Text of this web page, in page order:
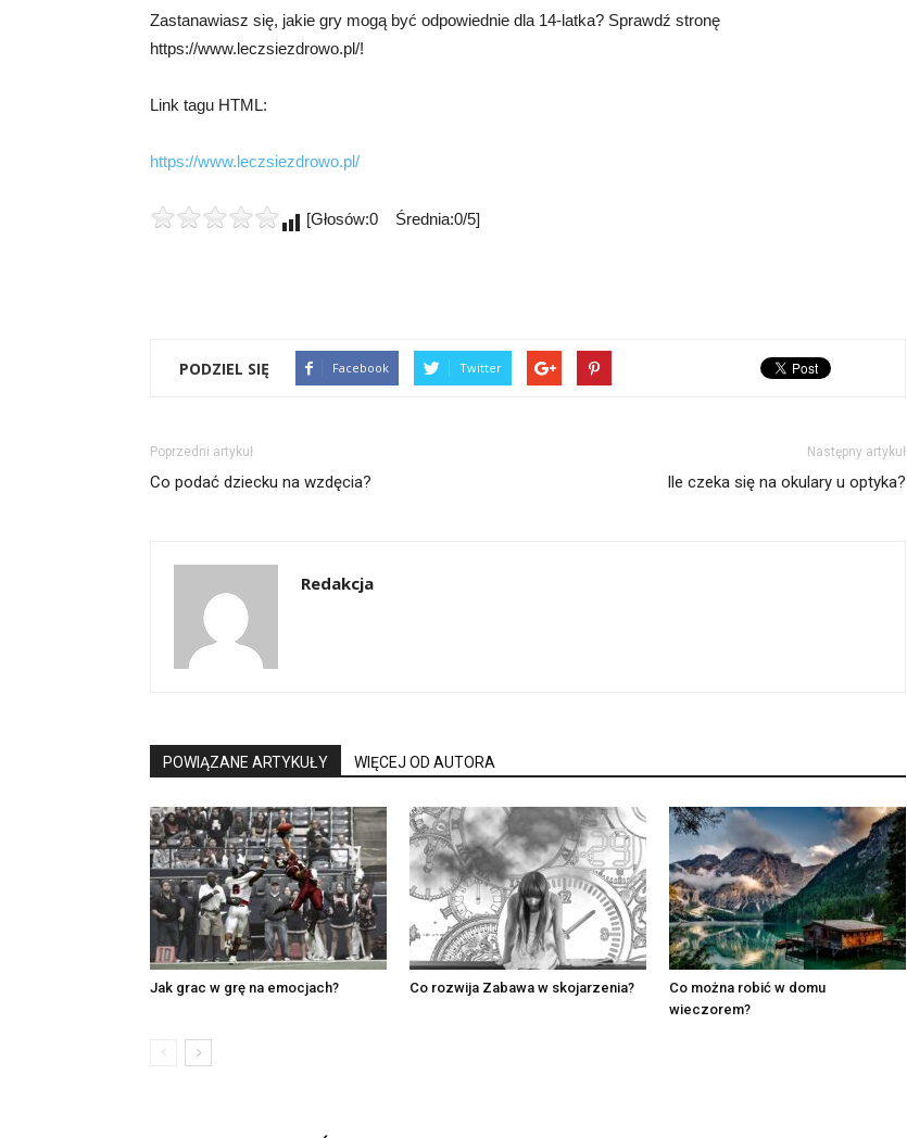
Zastanawiasz się, jakie gry mogą być odpowiednie dla 14-latka? Sprawdź stronę
https://www.leczsiezdrowo.pl/!
Link tagu HTML:
https://www.leczsiezdrowo.pl/
[Głosów:0 Średnia:0/5]
PODZIEL SIĘ Facebook Twitter
Poprzedni artykuł
Co podać dziecku na wzdęcia?
Następny artykuł
Ile czeka się na okulary u optyka?
Redakcja
POWIĄZANE ARTYKUŁY WIĘCEJ OD AUTORA
Jak grac w grę na emocjach? Co rozwija Zabawa w skojarzenia?
Co można robić w domu
wieczorem?